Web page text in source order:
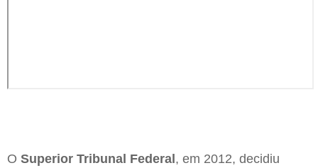
O Superior Tribunal Federal, em 2012, decidiu